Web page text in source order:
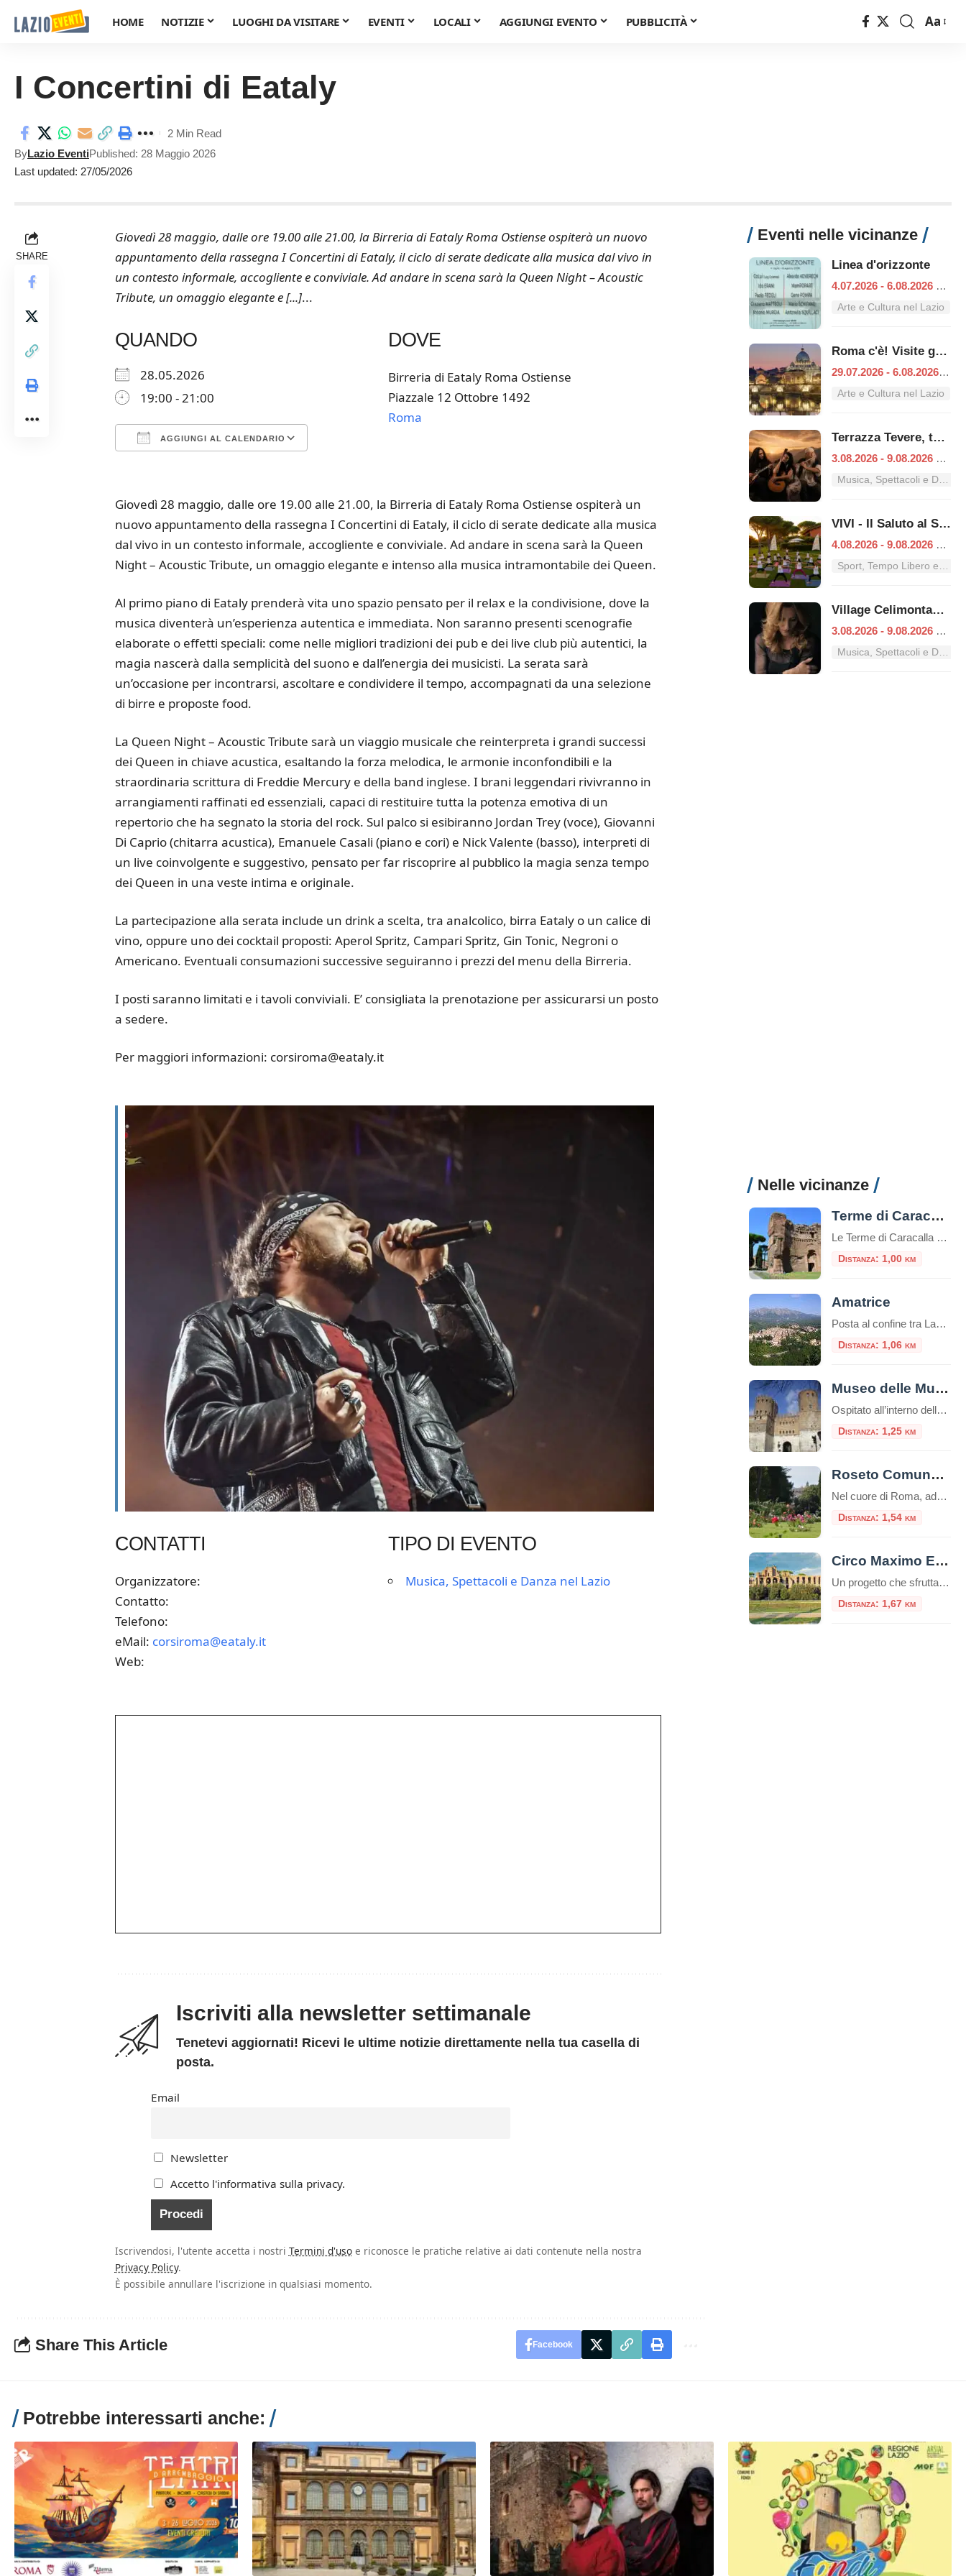
HOME NOTIZIE LUOGHI DA VISITARE EVENTI LOCALI AGGIUNGI EVENTO PUBBLICITÀ
Font
Aa
I Concertini di Eataly
Last updated: 27/05/2026
ByLazio EventiPublished: 28 Maggio 2026
2 Min Read
SHARE
Giovedì 28 maggio, dalle ore 19.00 alle 21.00, la Birreria di Eataly Roma Ostiense ospiterà un nuovo
appuntamento della rassegna I Concertini di Eataly, il ciclo di serate dedicate alla musica dal vivo in
un contesto informale, accogliente e conviviale. Ad andare in scena sarà la Queen Night – Acoustic
Tribute, un omaggio elegante e [...]...
QUANDO
28.05.2026
19:00 - 21:00
AGGIUNGI AL CALENDARIO
DOVE
Birreria di Eataly Roma Ostiense
Piazzale 12 Ottobre 1492
Roma
Giovedì 28 maggio, dalle ore 19.00 alle 21.00, la Birreria di Eataly Roma Ostiense ospiterà un
nuovo appuntamento della rassegna I Concertini di Eataly, il ciclo di serate dedicate alla musica
dal vivo in un contesto informale, accogliente e conviviale. Ad andare in scena sarà la Queen
Night – Acoustic Tribute, un omaggio elegante e intenso alla musica intramontabile dei Queen.
Al primo piano di Eataly prenderà vita uno spazio pensato per il relax e la condivisione, dove la
musica diventerà un’esperienza autentica e immediata. Non saranno presenti scenografie
elaborate o effetti speciali: come nelle migliori tradizioni dei pub e dei live club più autentici, la
magia nascerà dalla semplicità del suono e dall’energia dei musicisti. La serata sarà
un’occasione per incontrarsi, ascoltare e condividere il tempo, accompagnati da una selezione
di birre e proposte food.
La Queen Night – Acoustic Tribute sarà un viaggio musicale che reinterpreta i grandi successi
dei Queen in chiave acustica, esaltando la forza melodica, le armonie inconfondibili e la
straordinaria scrittura di Freddie Mercury e della band inglese. I brani leggendari rivivranno in
arrangiamenti raffinati ed essenziali, capaci di restituire tutta la potenza emotiva di un
repertorio che ha segnato la storia del rock. Sul palco si esibiranno Jordan Trey (voce), Giovanni
Di Caprio (chitarra acustica), Emanuele Casali (piano e cori) e Nick Valente (basso), interpreti di
un live coinvolgente e suggestivo, pensato per far riscoprire al pubblico la magia senza tempo
dei Queen in una veste intima e originale.
La partecipazione alla serata include un drink a scelta, tra analcolico, birra Eataly o un calice di
vino, oppure uno dei cocktail proposti: Aperol Spritz, Campari Spritz, Gin Tonic, Negroni o
Americano. Eventuali consumazioni successive seguiranno i prezzi del menu della Birreria.
I posti saranno limitati e i tavoli conviviali. E’ consigliata la prenotazione per assicurarsi un posto
a sedere.
Per maggiori informazioni: corsiroma@eataly.it
CONTATTI
Organizzatore:
Contatto:
Telefono:
eMail: corsiroma@eataly.it
Web:
TIPO DI EVENTO
Musica, Spettacoli e Danza nel Lazio
Iscriviti alla newsletter settimanale
Tenetevi aggiornati! Ricevi le ultime notizie direttamente nella tua casella di
posta.
Email
Newsletter
Accetto l'informativa sulla privacy.
Iscrivendosi, l'utente accetta i nostri Termini d'usoe riconosce le pratiche relative ai dati contenute nella nostra
Privacy Policy.
È possibile annullare l'iscrizione in qualsiasi momento.
Share This Article Facebook
Eventi nelle vicinanze
Linea d'orizzonte
4.07.2026 - 6.08.2026 |
Arte e Cultura nel Lazio
Roma c'è! Visite guidate (anche per bambini) dal 29 luglio al 6 agosto 2026
29.07.2026 - 6.08.2026
|
Arte e Cultura nel Lazio
Terrazza Tevere, tutti i concerti dal 3 al 9 agosto
3.08.2026 - 9.08.2026 |
Musica, Spettacoli e Danza nel Lazio
VIVI - Il Saluto al Sole
4.08.2026 - 9.08.2026 |
Sport, Tempo Libero e Divertimento nel Lazio
Village Celimontana: gli appuntamenti dal 3 al 9 agosto
3.08.2026 - 9.08.2026 |
Musica, Spettacoli e Danza nel Lazio
Nelle vicinanze
Terme di Caracalla
Le Terme di Caracalla sono uno dei siti archeologici più importanti e impressionanti di Roma, Italia.Queste terme furono costruite durante il regno dell’imperatore romano Caracalla, il cui nome è associato al loro nome.La costruzione delle Terme di Caracalla iniziò nel 212 d.C. e fu completata nel 216 d.C. durante i regni degli imperatori Settimio Severo […]
Distanza: 1,00 km
Amatrice
Posta al confine tra Lazio e Abruzzo, si trova Amatrice (955 s.l.m.). Il territorio si articola in un altipiano centrale, tra i 900 e i 1000 metri, ospitante il lago Scandarello e le numerose frazioni che le fanno da contorno.
Distanza: 1,06 km
Museo delle Mura – Porta San Sebastiano
Ospitato all’interno della Porta San Sebastiano delle mura Aureliane, il Museo delle Mura è stato realizzato nel 1990 ed offre ai visitatori un itinerario didattico che ripercorre la storia delle fortificazioni della città, dall’età regia e re
Distanza: 1,25 km
Roseto Comunale di Roma
Nel cuore di Roma, adagiato sulle dolci pendici del colle Aventino, si nasconde un gioiello di rara bellezza: il Roseto Comunale. Lontano dal trambusto del centro, questo incantevole giardino offre una vista mozzafiato che spazia dal Circo Massimo ai resti del Palatino, regalando un’esperienza sensoriale unica tra i profumi e i colori di oltre mille […]
Distanza: 1,54 km
Circo Maximo Experience, l’età imperiale rivive con la realtà virtuale
Un progetto che sfrutta la realtà virtuale e aumentata per trasportare i viaggiatori nel vivo dell’età imperiale: Circo Maximo Experience è una delle proposte più interessanti da trovare nella Capitale, un’occasione per visitare l’area attraversandone le diverse fasi storiche. Ecco come funziona la visita e quali sono i costi. Nuove opportunità per il turismo con […]
Distanza: 1,67 km
Potrebbe interessarti anche: